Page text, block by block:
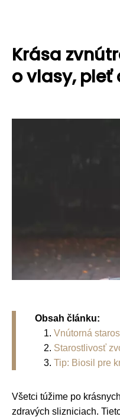
Krása
o vlasy, pleť
Obsah článku:
Vnútorná
Starostlivosť
Tip: Biosil pre
Všetci túžime po
zdravých slizniciach.